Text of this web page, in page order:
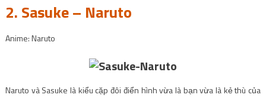
2. Sasuke – Naruto
Anime: Naruto
Naruto và Sasuke là kiểu cặp đôi điển hình vừa là bạn vừa là kẻ thù của